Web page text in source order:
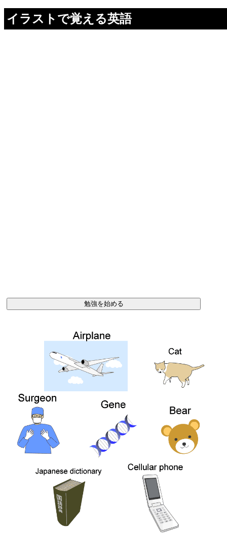
イラストで覚える英語